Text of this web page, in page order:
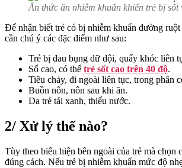
Ăn thức ăn nhiễm khuẩn khiến trẻ bị sốt
Để nhận biết trẻ có bị nhiễm khuẩn đường
cần chú ý các đặc điểm như sau:
Trẻ bị đau bụng dữ dội, quấy khóc liên
Số cao, có thể trẻ sốt cao trên 40 độ.
Tiêu chảy, đi ngoài liên tục, trong phân
Buồn nôn, nôn sau khi ăn.
Da trẻ tái xanh, thiếu nước.
2/ Xử lý thế nào?
Tùy theo biểu hiện bên ngoài của trẻ mà chọn
đúng cách. Nếu trẻ bị nhiễm khuẩn mức độ